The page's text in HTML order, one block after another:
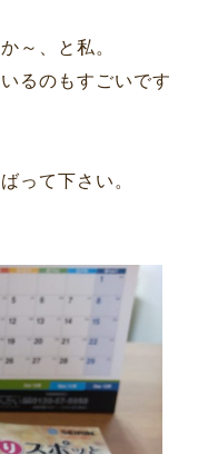
～、と私。
るのもすごいです
って下さい。